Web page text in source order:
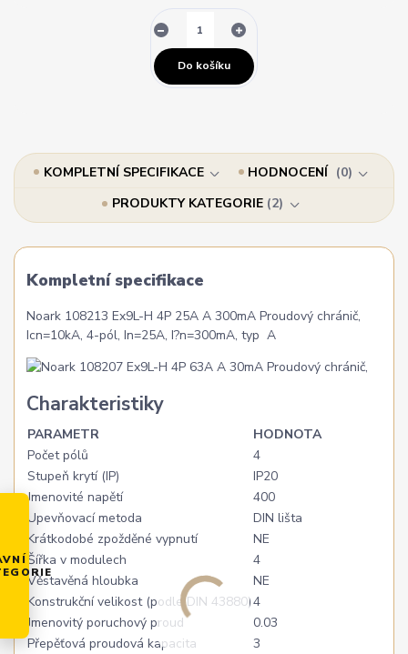
Do košíku
KOMPLETNÍ SPECIFIKACE HODNOCENÍ
0
PRODUKTY KATEGORIE 2
Kompletní specifikace
Noark 108213 Ex9L-H 4P 25A A 300mA Proudový chránič,
Icn=10kA, 4-pól, In=25A, I?n=300mA, typ A
Charakteristiky
PARAMETR
HODNOTA
Počet pólů
4
Stupeň krytí (IP)
IP20
Jmenovité napětí
400
Upevňovací metoda
DIN lišta
Krátkodobé zpožděné vypnutí
NE
Šířka v modulech
4
Věstavěná hloubka
NE
Konstrukční velikost (podle DIN 43880)4
Jmenovitý poruchový proud
0.03
Přepěťová proudová kapacita
3